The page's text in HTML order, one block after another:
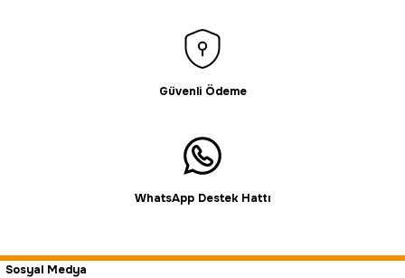
Güvenli Ödeme
WhatsApp Destek Hattı
Sosyal Medya